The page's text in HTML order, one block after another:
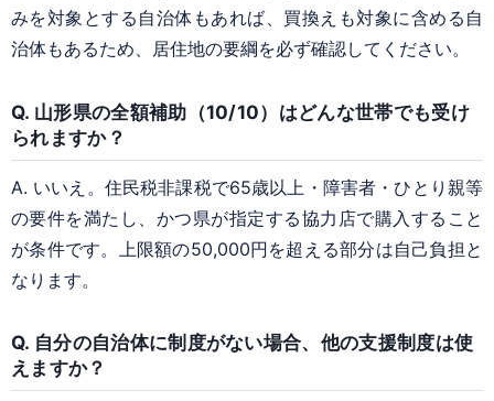
みを対象とする自治体もあれば、買換えも対象に含める自
治体もあるため、居住地の要綱を必ず確認してください。
Q. 山形県の全額補助（10/10）はどんな世帯でも受け
られますか？
A. いいえ。住民税非課税で65歳以上・障害者・ひとり親等
の要件を満たし、かつ県が指定する協力店で購入すること
が条件です。上限額の50,000円を超える部分は自己負担と
なります。
Q. 自分の自治体に制度がない場合、他の支援制度は使
えますか？